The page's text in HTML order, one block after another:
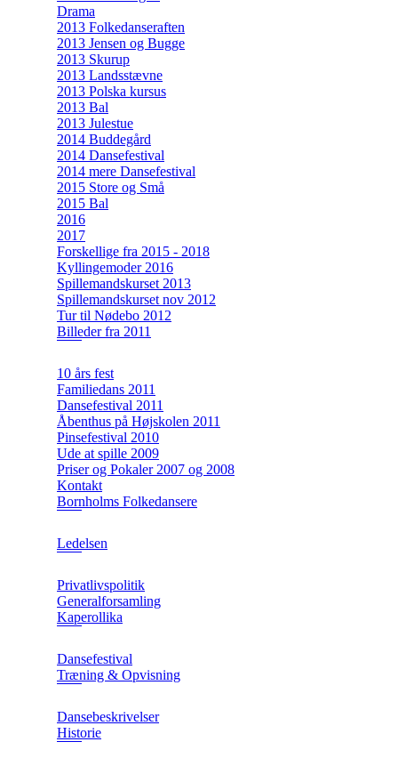
Drama
2013 Folkedanseraften
2013 Jensen og Bugge
2013 Skurup
2013 Landsstævne
2013 Polska kursus
2013 Bal
2013 Julestue
2014 Buddegård
2014 Dansefestival
2014 mere Dansefestival
2015 Store og Små
2015 Bal
2016
2017
Forskellige fra 2015 - 2018
Kyllingemoder 2016
Spillemandskurset 2013
Spillemandskurset nov 2012
Tur til Nødebo 2012
Billeder fra 2011
10 års fest
Familiedans 2011
Dansefestival 2011
Åbenthus på Højskolen 2011
Pinsefestival 2010
Ude at spille 2009
Priser og Pokaler 2007 og 2008
Kontakt
Bornholms Folkedansere
Ledelsen
Privatlivspolitik
Generalforsamling
Kaperollika
Dansefestival
Træning & Opvisning
Dansebeskrivelser
Historie